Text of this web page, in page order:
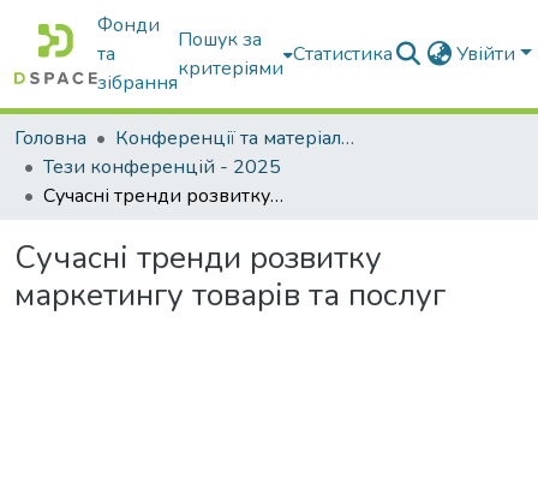
Фонди
та
зібрання
Пошук за
критеріями
Статистика Увійти
Головна
Конференції та матеріали конференцій
Тези конференцій - 2025
Сучасні тренди розвитку маркетингу товарів та послуг
Сучасні тренди розвитку
маркетингу товарів та послуг